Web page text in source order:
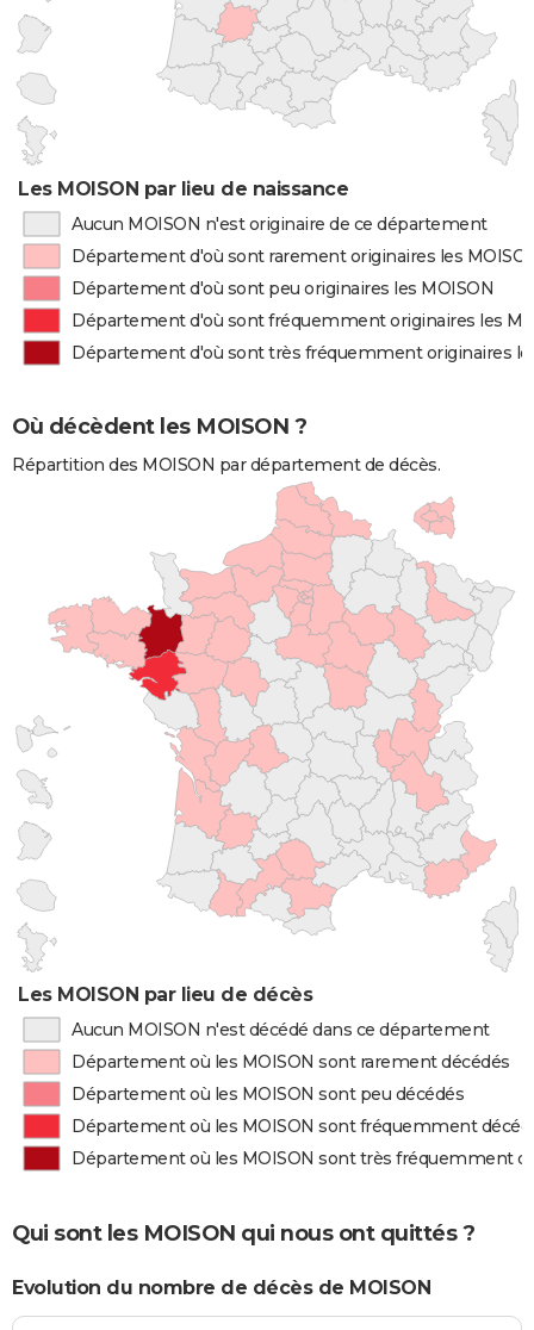
Les MOISON par lieu de naissance
Aucun MOISON n'est originaire de ce département
Département d'où sont rarement originaires les
Département d'où sont peu originaires les MOISON
Département d'où sont fréquemment originaires les
Département d'où sont très fréquemment originaires
Où décèdent les MOISON ?
Répartition des MOISON par département de décès.
Les MOISON par lieu de décès
Aucun MOISON n'est décédé dans ce département
Département où les MOISON sont rarement décédés
Département où les MOISON sont peu décédés
Département où les MOISON sont fréquemment
Département où les MOISON sont très fréquemment
Qui sont les MOISON qui nous ont quittés ?
Evolution du nombre de décès de MOISON